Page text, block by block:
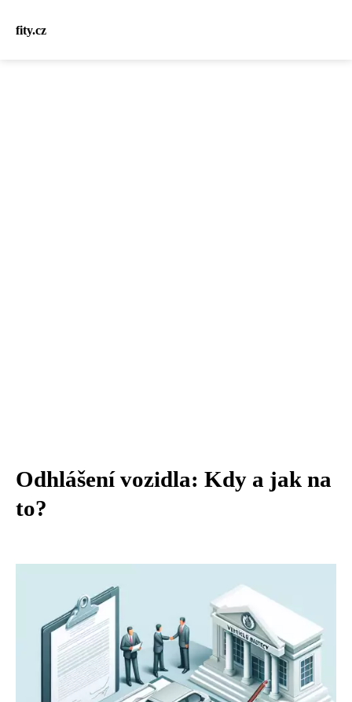
fity.cz
Odhlášení vozidla: Kdy a jak na
to?